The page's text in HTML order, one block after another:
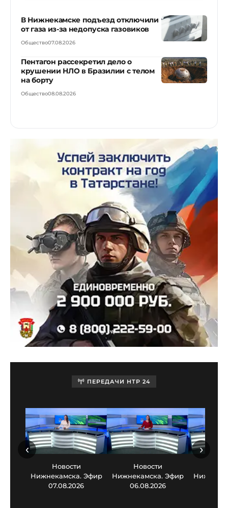
В Нижнекамске подъезд отключили
от газа из-за недопуска газовиков
Общество07.08.2026
Пентагон рассекретил дело о
крушении НЛО в Бразилии с телом
на борту
Общество08.08.2026
ПЕРЕДАЧИ НТР 24
Новости
Нижнекамска. Эфир
07.08.2026
Новости
Нижнекамска. Эфир
06.08.2026
‹ ›